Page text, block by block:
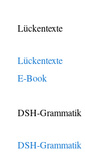
Lückentexte
Lückentexte
E-Book
DSH-Grammatik
DSH-Grammatik